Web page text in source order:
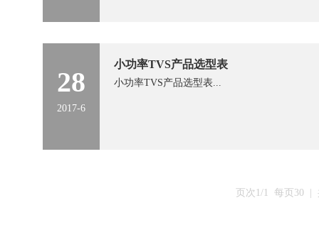
28
2017-6
小功率TVS产品选型表
小功率TVS产品选型表...
页次 1 /1 每页30 |